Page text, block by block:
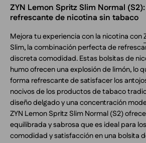
ZYN Lemon Spritz Slim Normal
refrescante de nicotina sin tabaco
Mejora tu experiencia con la nicotina con
Slim, la combinación perfecta de
discreta comodidad. Estas bolsitas de
humo ofrecen una explosión de limón, lo
forma refrescante de satisfacer los
nocivos de los productos de tabaco
diseño delgado y una concentración
ZYN Lemon Spritz Slim Normal (S2)
equilibrada y sabrosa que es ideal para
comodidad y satisfacción en una bolsita